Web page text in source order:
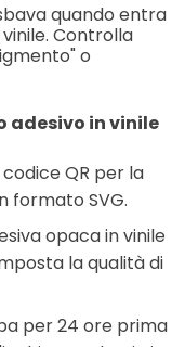
quando entra
Controlla
o
adesivo in vinile
QR per la
formato SVG.
opaca in vinile
la qualità di
per 24 ore prima